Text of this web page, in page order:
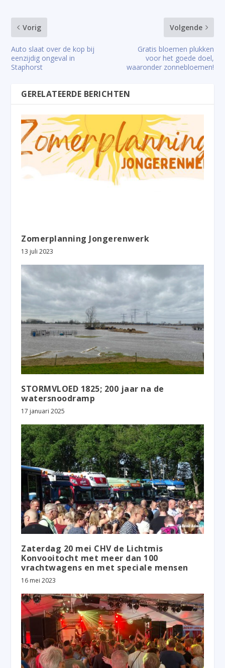
Vorig
Auto slaat over de kop bij
eenzijdig ongeval in
Staphorst
Volgende
Gratis bloemen plukken
voor het goede doel,
waaronder zonnebloemen!
GERELATEERDE BERICHTEN
Zomerplanning Jongerenwerk
13 juli 2023
STORMVLOED 1825; 200 jaar na de
watersnoodramp
17 januari 2025
Zaterdag 20 mei CHV de Lichtmis
Konvooitocht met meer dan 100
vrachtwagens en met speciale mensen
16 mei 2023